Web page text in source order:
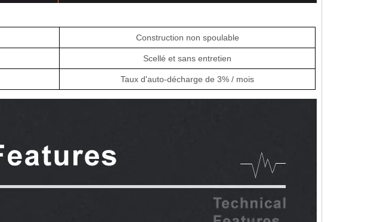
Construction non spoulable
Scellé et sans entretien
Taux d'auto-décharge de 3% / mois